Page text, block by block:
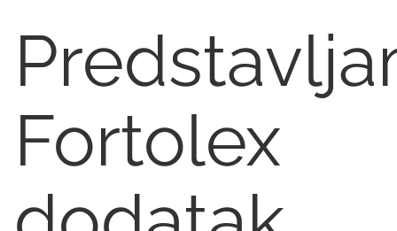
Fortolex